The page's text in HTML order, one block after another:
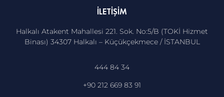
İLETIŞIM
Halkalı Atakent Mahallesi 221. Sok. No:5/B (TOKİ Hizmet
Binası) 34307 Halkalı – Küçükçekmece / İSTANBUL
444 84 34
+90 212 669 83 91